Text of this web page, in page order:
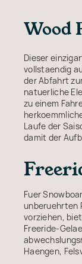
Wood
Dieser
vollstaendig
der Abfahrt
natuerliche
zu einem
Laufe der
damit der
Fuer
unberuehrten
vorziehen,
Freeride-
Haengen,